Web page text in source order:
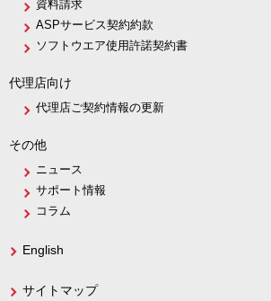
資料請求
ASPサービス契約約款
ソフトウエア使用許諾契約書
代理店向け
代理店ご契約情報の更新
その他
ニュース
サポート情報
コラム
English
サイトマップ